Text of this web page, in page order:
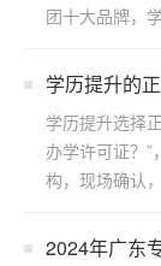
团十大品牌，
学历提升的
亏！
学历提升选择
办学许可证？”
构，现场确认
2024年广东